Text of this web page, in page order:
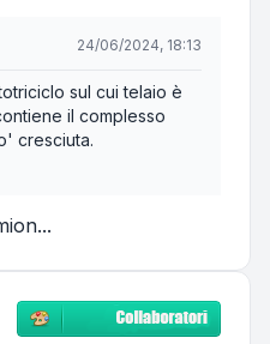
24/06/2024, 18:13
sul cui telaio è
il complesso
cresciuta.